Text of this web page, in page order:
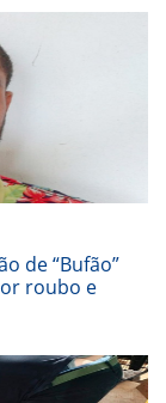
de “Bufão”
roubo e